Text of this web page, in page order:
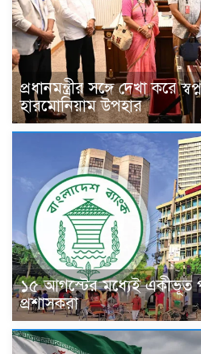
প্রধানমন্ত্রীর সঙ্গে দেখা করে
হারমোনিয়াম উপহার
১৫ আগস্টের মধ্যেই একীভূত
প্রশাসকরা